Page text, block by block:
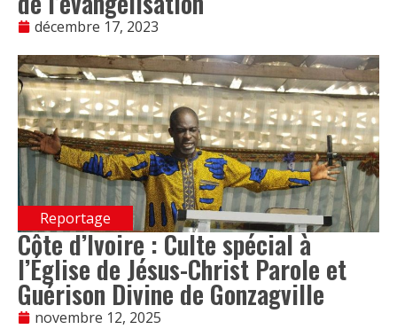
décembre 17, 2023
Reportage
Côte d’Ivoire : Culte spécial à
l’Église de Jésus-Christ Parole et
Guérison Divine de Gonzagville
novembre 12, 2025